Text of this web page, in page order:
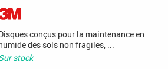
conçus pour la maintenance en
des sols non fragiles, ...
stock